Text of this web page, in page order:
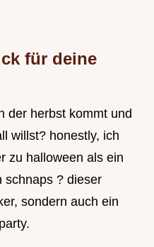
für deine
der herbst kommt und
willst? honestly, ich
zu halloween als ein
schnaps ? dieser
sondern auch ein